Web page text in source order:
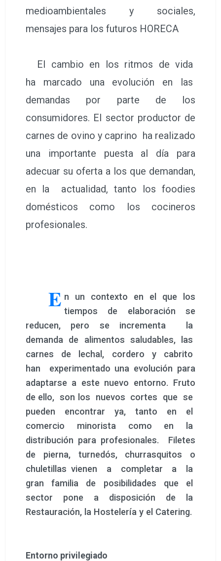
medioambientales y sociales,
mensajes para los futuros HORECA
El cambio en los ritmos de vida
ha marcado una evolución en las
demandas por parte de los
consumidores. El sector productor de
carnes de ovino y caprino ha realizado
una importante puesta al día para
adecuar su oferta a los que demandan,
en la actualidad, tanto los foodies
domésticos como los cocineros
profesionales.
E n un contexto en el que los
tiempos de elaboración se
reducen, pero se incrementa la
demanda de alimentos saludables, las
carnes de lechal, cordero y cabrito
han experimentado una evolución para
adaptarse a este nuevo entorno. Fruto
de ello, son los nuevos cortes que se
pueden encontrar ya, tanto en el
comercio minorista como en la
distribución para profesionales. Filetes
de pierna, turnedós, churrasquitos o
chuletillas vienen a completar a la
gran familia de posibilidades que el
sector pone a disposición de la
Restauración, la Hostelería y el Catering.
Entorno privilegiado